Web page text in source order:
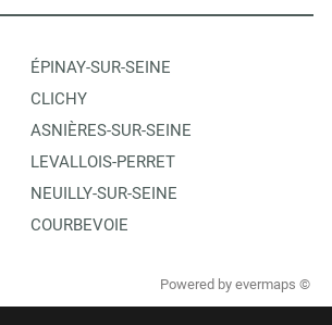
ÉPINAY-SUR-SEINE
CLICHY
ASNIÈRES-SUR-SEINE
LEVALLOIS-PERRET
NEUILLY-SUR-SEINE
COURBEVOIE
Powered by evermaps ©